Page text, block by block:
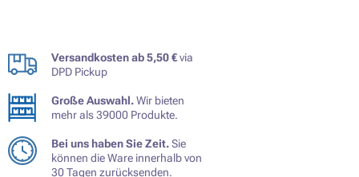
Versandkosten ab 5,50 €via
DPD Pickup
Große Auswahl.Wir bieten
mehr als 39000 Produkte.
Bei uns haben Sie Zeit.Sie
können die Ware innerhalb von
30 Tagen zurücksenden.